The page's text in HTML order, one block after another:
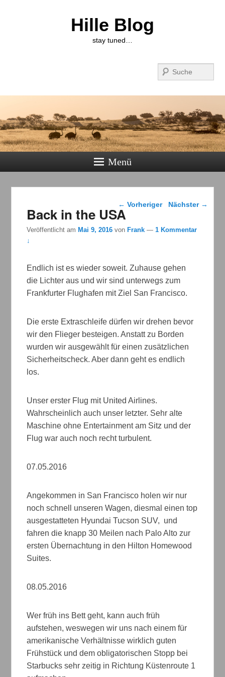
Hille Blog
stay tuned…
Menü
Beitragsnavigation
← Vorheriger Nächster →
Back in the USA
Veröffentlicht amMai 9, 2016 vonFrank —1 Kommentar
↓
Endlich ist es wieder soweit. Zuhause gehen
die Lichter aus und wir sind unterwegs zum
Frankfurter Flughafen mit Ziel San Francisco.
Die erste Extraschleife dürfen wir drehen bevor
wir den Flieger besteigen. Anstatt zu Borden
wurden wir ausgewählt für einen zusätzlichen
Sicherheitscheck. Aber dann geht es endlich
los.
Unser erster Flug mit United Airlines.
Wahrscheinlich auch unser letzter. Sehr alte
Maschine ohne Entertainment am Sitz und der
Flug war auch noch recht turbulent.
07.05.2016
Angekommen in San Francisco holen wir nur
noch schnell unseren Wagen, diesmal einen top
ausgestatteten Hyundai Tucson SUV, und
fahren die knapp 30 Meilen nach Palo Alto zur
ersten Übernachtung in den Hilton Homewood
Suites.
08.05.2016
Wer früh ins Bett geht, kann auch früh
aufstehen, weswegen wir uns nach einem für
amerikanische Verhältnisse wirklich guten
Frühstück und dem obligatorischen Stopp bei
Starbucks sehr zeitig in Richtung Küstenroute 1